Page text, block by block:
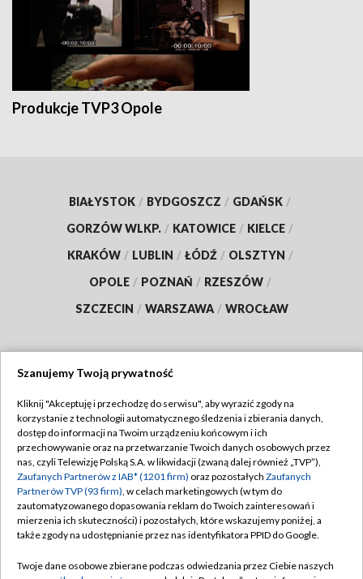
Produkcje TVP3 Opole
BIAŁYSTOK / BYDGOSZCZ / GDAŃSK /
GORZÓW WLKP. / KATOWICE / KIELCE /
KRAKÓW / LUBLIN / ŁÓDŹ / OLSZTYN /
OPOLE / POZNAŃ / RZESZÓW /
SZCZECIN / WARSZAWA / WROCŁAW
TVP
Abonament TVP
Emisja w TVP
Centrum informacji TVP
Naziemna Telewizja Cyfrowa
Regulamin TVP
Polityka prywatności
Moje zgody
Pomoc
Szanujemy Twoją prywatność
Kliknij "Akceptuję i przechodzę do serwisu", aby wyrazić zgody na
korzystanie z technologii automatycznego śledzenia i zbierania danych,
dostęp do informacji na Twoim urządzeniu końcowym i ich
przechowywanie oraz na przetwarzanie Twoich danych osobowych przez
nas, czyli Telewizję Polską S.A. w likwidacji (zwaną dalej również „TVP”),
Zaufanych Partnerów z IAB* (1201 firm) oraz pozostałych Zaufanych
Partnerów TVP (93 firm), w celach marketingowych (w tym do
zautomatyzowanego dopasowania reklam do Twoich zainteresowań i
mierzenia ich skuteczności) i pozostałych, które wskazujemy poniżej, a
także zgody na udostępnianie przez nas identyfikatora PPID do Google.
Twoje dane osobowe zbierane podczas odwiedzania przez Ciebie naszych